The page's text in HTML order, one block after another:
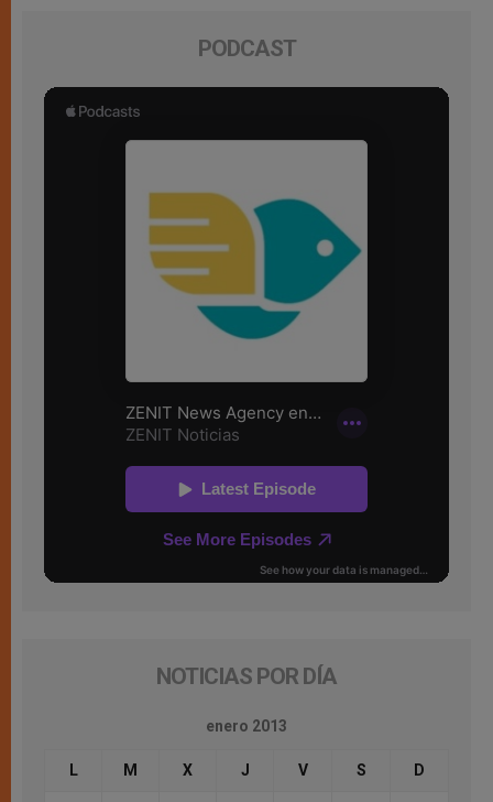
PODCAST
NOTICIAS POR DÍA
enero 2013
L M X J V S D